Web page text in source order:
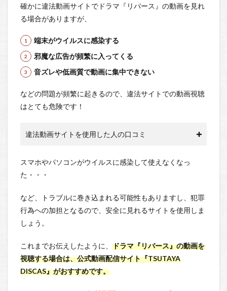
確かに違法動画サイトでドラマ『リバース』の動画を見れ
る場合がありますが、
端末がウイルスに感染する
邪魔な広告が頻繁に入ってくる
音ズレや低画質で動画に集中できない
などの問題が頻繁に起きるので、違法サイトでの動画視聴
はとても危険です！
違法動画サイトを使用した人の口コミ
スマホやパソコンがウイルスに感染して使えなくなっ
た・・・
など、トラブルに巻き込まれる可能性もありますし、犯罪
行為への加担となるので、安全に見れるサイトを使用しま
しょう。
これまでお伝えしたように、 ドラマ『リバース』の動画を
視聴する場合は、公式動画配信サイト『TSUTAYA
DISCAS』がおすすめです。